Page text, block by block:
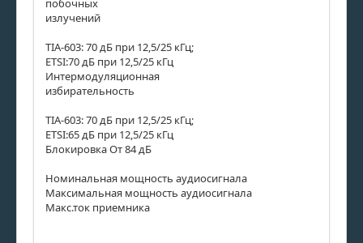
побочных
излучений
TIA-603: 70 дБ при 12,5/25 кГц;
ETSI:70 дБ при 12,5/25 кГц
Интермодуляционная
избирательность
TIA-603: 70 дБ при 12,5/25 кГц;
ETSI:65 дБ при 12,5/25 кГц
Блокировка От 84 дБ
Номинальная мощность аудиосигнала
Максимальная мощность аудиосигнала
Макс.ток приемника